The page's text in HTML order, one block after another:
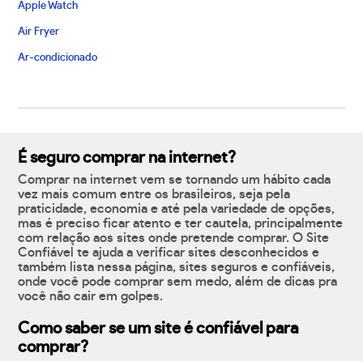
Apple Watch
Air Fryer
Ar-condicionado
É seguro comprar na internet?
Comprar na internet vem se tornando um hábito cada
vez mais comum entre os brasileiros, seja pela
praticidade, economia e até pela variedade de opções,
mas é preciso ficar atento e ter cautela, principalmente
com relação aos sites onde pretende comprar. O Site
Confiável te ajuda a verificar sites desconhecidos e
também lista nessa página, sites seguros e confiáveis,
onde você pode comprar sem medo, além de dicas pra
você não cair em golpes.
Como saber se um site é confiável para
comprar?